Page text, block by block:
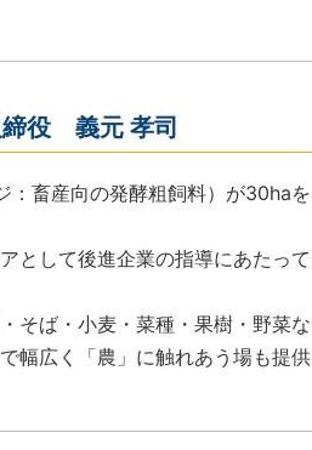
役 義元 孝司
：畜産向の発酵粗飼料）が30haを
として後進企業の指導にあたって
そば・小麦・菜種・果樹・野菜な
幅広く「農」に触れあう場も提供